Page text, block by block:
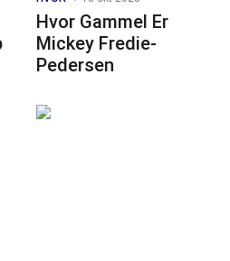
Hvor Gammel Er
Mickey Fredie-
Pedersen